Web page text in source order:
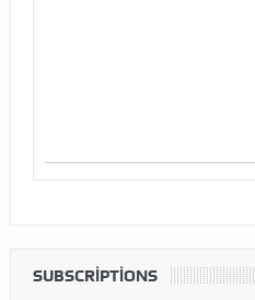
SUBSCRIPTIONS